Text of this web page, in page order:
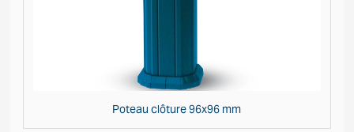
Poteau clôture 96x96 mm